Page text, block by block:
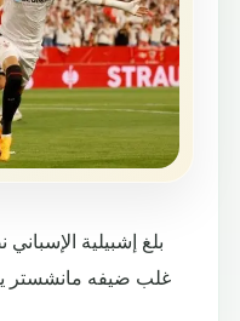
بلغ إشبيلية